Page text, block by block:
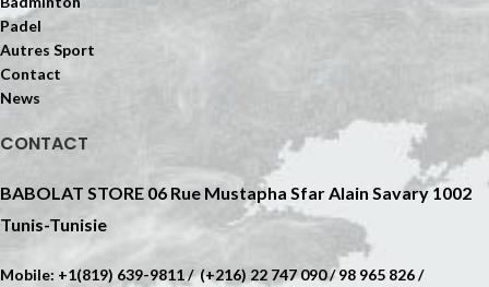
Padel
Autres Sport
Contact
News
CONTACT
BABOLAT STORE 06 Rue Mustapha Sfar Alain Savary 1002
Tunis-Tunisie
Mobile: +1(819) 639-9811 / (+216) 22 747 090 / 98 965 826 /